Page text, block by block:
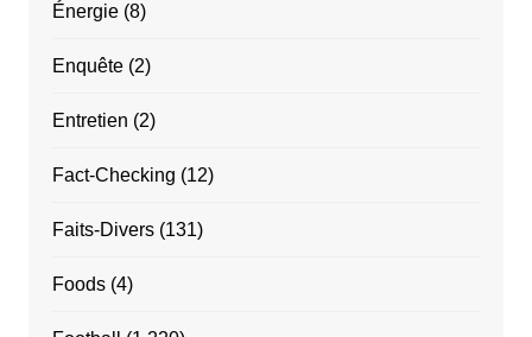
Énergie(8)
Enquête(2)
Entretien (2)
Fact-Checking (12)
Faits-Divers(131)
Foods(4)